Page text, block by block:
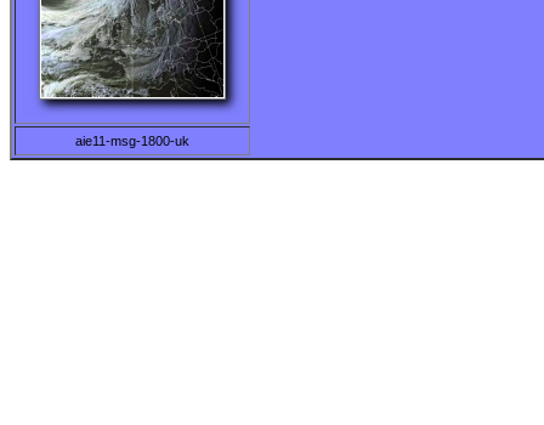
aie11-msg-1800-uk